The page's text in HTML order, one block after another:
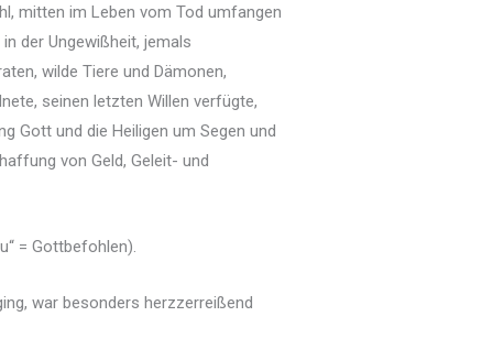
mitten im Leben vom Tod umfangen
der Ungewißheit, jemals
wilde Tiere und Dämonen,
seinen letzten Willen verfügte,
Gott und die Heiligen um Segen und
von Geld, Geleit- und
= Gottbefohlen).
war besonders herzzerreißend